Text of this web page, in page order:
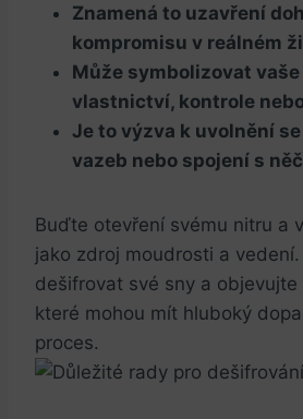
Znamená to uzavření
kompromisu v reálném
Může symbolizovat
vlastnictví, kontrole
Je to výzva k uvolnění
vazeb nebo spojení s
Buďte otevření svému nitru a
jako zdroj moudrosti a
dešifrovat své sny a objevujte
které mohou mít hluboký
proces.